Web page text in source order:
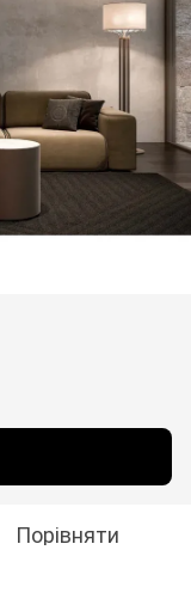
Порівняти